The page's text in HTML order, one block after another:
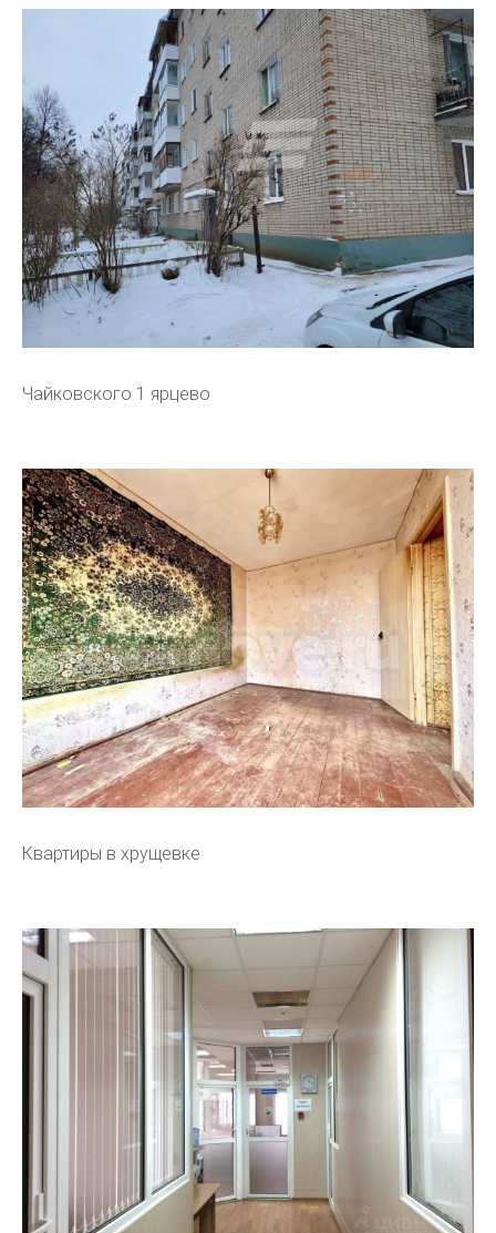
Чайковского 1 ярцево
Квартиры в хрущевке